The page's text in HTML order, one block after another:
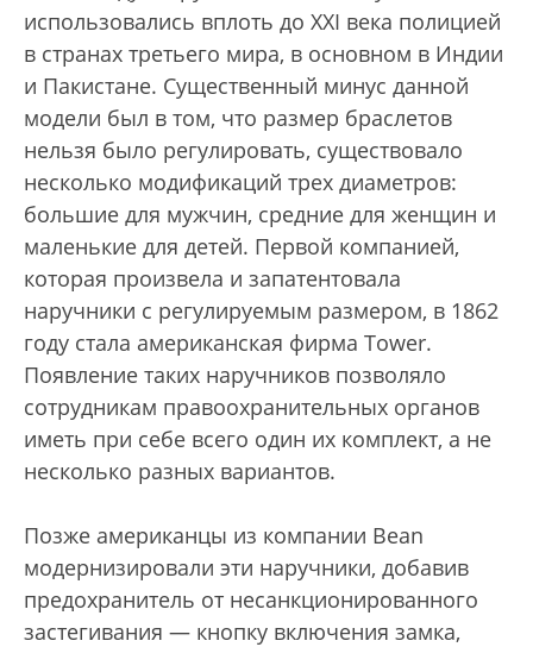
использовались вплоть до XXI века полицией
в странах третьего мира, в основном в Индии
и Пакистане. Существенный минус данной
модели был в том, что размер браслетов
нельзя было регулировать, существовало
несколько модификаций трех диаметров:
большие для мужчин, средние для женщин и
маленькие для детей. Первой компанией,
которая произвела и запатентовала
наручники с регулируемым размером, в 1862
году стала американская фирма Tower.
Появление таких наручников позволяло
сотрудникам правоохранительных органов
иметь при себе всего один их комплект, а не
несколько разных вариантов.
Позже американцы из компании Bean
модернизировали эти наручники, добавив
предохранитель от несанкционированного
застегивания — кнопку включения замка,